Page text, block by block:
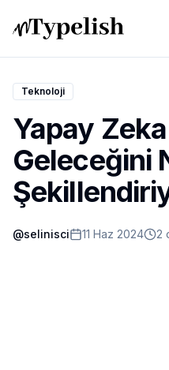
Dünya
Film ve Dizi
Kültür ve Sanat
Sağlık
Teknoloji
Yapay
Geleceğini
@selinisci 11 Haz 2024 2